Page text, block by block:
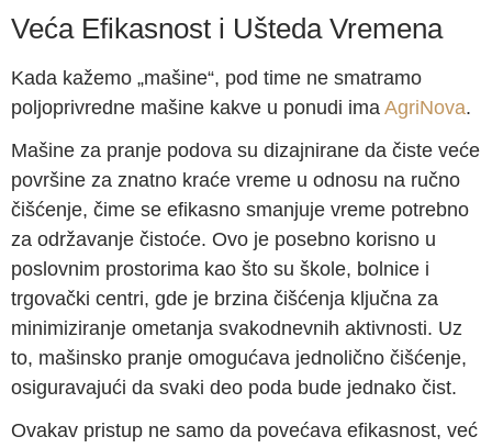
Veća Efikasnost i Ušteda Vremena
Kada kažemo „mašine“, pod time ne smatramo
poljoprivredne mašine kakve u ponudi ima AgriNova.
Mašine za pranje podova su dizajnirane da čiste veće
površine za znatno kraće vreme u odnosu na ručno
čišćenje, čime se efikasno smanjuje vreme potrebno
za održavanje čistoće. Ovo je posebno korisno u
poslovnim prostorima kao što su škole, bolnice i
trgovački centri, gde je brzina čišćenja ključna za
minimiziranje ometanja svakodnevnih aktivnosti. Uz
to, mašinsko pranje omogućava jednolično čišćenje,
osiguravajući da svaki deo poda bude jednako čist.
Ovakav pristup ne samo da povećava efikasnost, već